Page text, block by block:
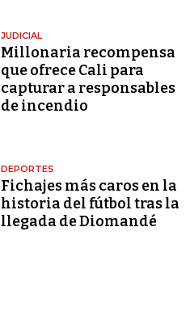
JUDICIAL
Millonaria recompensa
que ofrece Cali para
capturar a responsables
de incendio
DEPORTES
Fichajes más caros en la
historia del fútbol tras la
llegada de Diomandé